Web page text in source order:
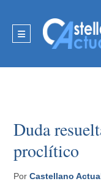
Duda
proclítico
PorCastellano